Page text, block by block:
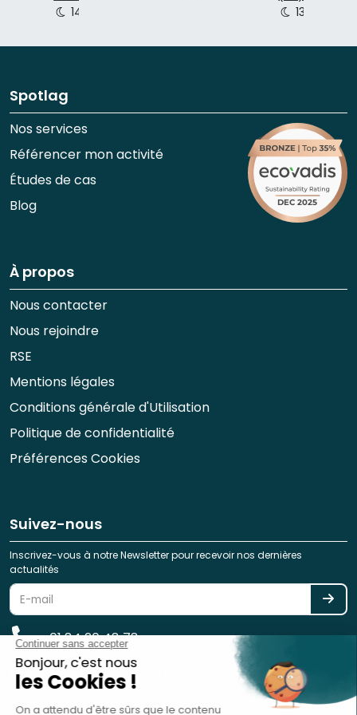
14 p.
132 p.
Spotlag
Nos services
Référencer mon activité
Études de cas
Blog
À propos
Nous contacter
Nous rejoindre
RSE
Mentions légales
Conditions générale d'Utilisation
Politique de confidentialité
Préférences Cookies
Suivez-nous
Inscrivez-vous à notre Newsletter pour recevoir nos dernières
actualités
01 84 20 48 78
reservation@spotlag.com